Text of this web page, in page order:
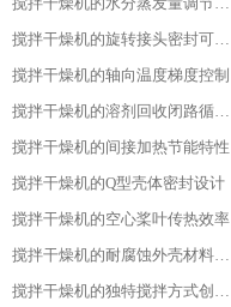
搅拌干燥机的旋转接头密封可靠性
搅拌干燥机的轴向温度梯度控制
搅拌干燥机的溶剂回收闭路循环系统
搅拌干燥机的间接加热节能特性
搅拌干燥机的Q型壳体密封设计
搅拌干燥机的空心桨叶传热效率
搅拌干燥机的耐腐蚀外壳材料选用
搅拌干燥机的独特搅拌方式创新设计